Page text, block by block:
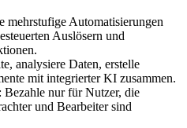
mehrstufige Automatisierungen
Auslösern und
analysiere Daten, erstelle
mit integrierter KI zusammen.
: Bezahle nur für Nutzer, die
und Bearbeiter sind